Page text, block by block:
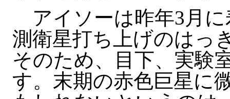
アイソーは昨年3月に
測衛星打ち上げのはっ
そのため、目下、実験
す。末期の赤色巨星に